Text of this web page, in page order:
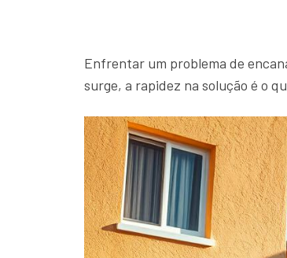
Enfrentar um problema de
surge, a rapidez na solução é o